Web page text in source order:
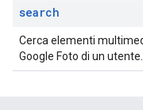
search
Cerca elementi
Google Foto di un utente.